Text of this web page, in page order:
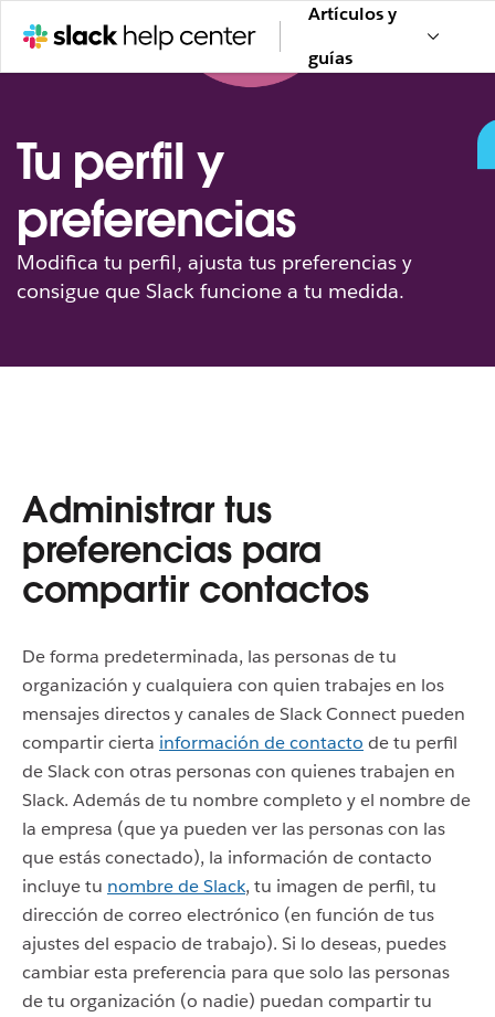
Artículos y
guías
Tu perfil y
preferencias
Modifica tu perfil, ajusta tus preferencias y
consigue que Slack funcione a tu medida.
Administrar tus
preferencias para
compartir contactos
De forma predeterminada, las personas de tu
organización y cualquiera con quien trabajes en los
mensajes directos y canales de Slack Connect pueden
compartir cierta información de contacto de tu perfil
de Slack con otras personas con quienes trabajen en
Slack. Además de tu nombre completo y el nombre de
la empresa (que ya pueden ver las personas con las
que estás conectado), la información de contacto
incluye tu nombre de Slack, tu imagen de perfil, tu
dirección de correo electrónico (en función de tus
ajustes del espacio de trabajo). Si lo deseas, puedes
cambiar esta preferencia para que solo las personas
de tu organización (o nadie) puedan compartir tu